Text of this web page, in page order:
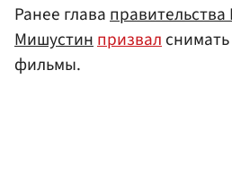
Ранее главаправительства
Мишустинпризвал
фильмы.